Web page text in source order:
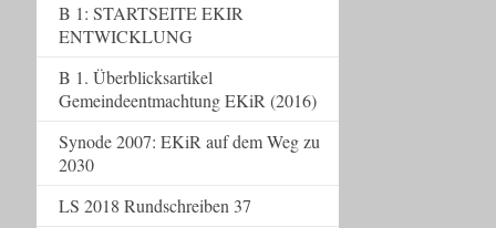
B 1: STARTSEITE EKIR
ENTWICKLUNG
B 1. Überblicksartikel
Gemeindeentmachtung EKiR (2016)
Synode 2007: EKiR auf dem Weg zu
2030
LS 2018 Rundschreiben 37